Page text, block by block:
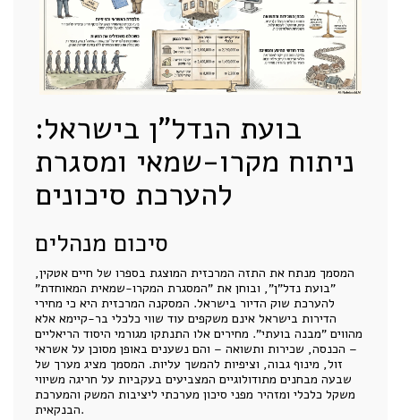
בועת הנדל"ן בישראל:
ניתוח מקרו-שמאי ומסגרת
להערכת סיכונים
סיכום מנהלים
המסמך מנתח את התזה המרכזית המוצגת בספרו של חיים אטקין,
"בועת נדל"ן", ובוחן את "המסגרת המקרו-שמאית המאוחדת"
להערכת שוק הדיור בישראל. המסקנה המרכזית היא כי מחירי
הדירות בישראל אינם משקפים עוד שווי כלכלי בר-קיימא אלא
מהווים "מבנה בועתי". מחירים אלו התנתקו מגורמי היסוד הריאליים
– הכנסה, שכירות ותשואה – והם נשענים באופן מסוכן על אשראי
זול, מינוף גבוה, וציפיות להמשך עליות. המסמך מציג מערך של
שבעה מבחנים מתודולוגיים המצביעים בעקביות על חריגה משיווי
משקל כלכלי ומזהיר מפני סיכון מערכתי ליציבות המשק והמערכת
הבנקאית.